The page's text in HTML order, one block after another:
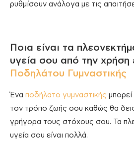
ρυθμίσουν ανάλογα με τις
Ποια είναι τα
υγεία σου από την χρήση
Ποδηλάτου Γυμναστικής
Ένα ποδήλατο γυμναστικής μπορεί
τον τρόπο ζωής σου καθώς θα δεις
γρήγορα τους στόχους σου. Τα
υγεία σου είναι πολλά.